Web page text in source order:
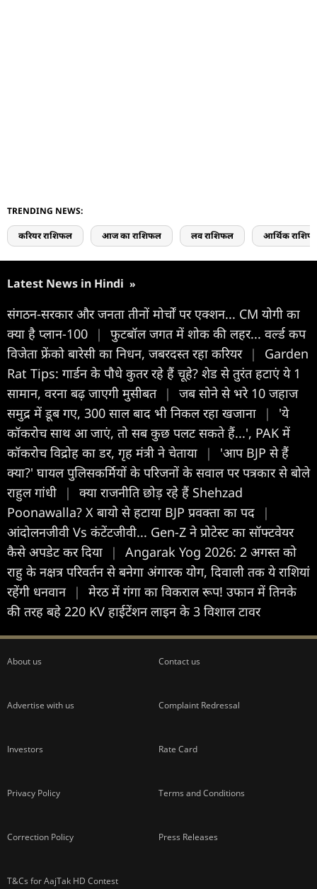
TRENDING NEWS:
करियर राशिफल आज का राशिफल लव राशिफल आर्थिक
Latest News in Hindi »
संगठन-सरकार और जनता तीनों मोर्चों पर एक्शन... CM योगी का
क्या है प्लान-100
|
फुटबॉल जगत में शोक की लहर... वर्ल्ड कप
विजेता फ्रेंको बारेसी का निधन, जबरदस्त रहा करियर |
Garden
Rat Tips: गार्डन के पौधे कुतर रहे हैं चूहे? शेड से तुरंत हटाएं ये 1
सामान, वरना बढ़ जाएगी मुसीबत |
जब सोने से भरे 10 जहाज
समुद्र में डूब गए, 300 साल बाद भी निकल रहा खजाना
|
'ये
कॉकरोच साथ आ जाएं, तो सब कुछ पलट सकते हैं...', PAK में
कॉकरोच विद्रोह का डर, गृह मंत्री ने चेताया
|
'आप BJP से हैं
क्या?' घायल पुलिसकर्मियों के परिजनों के सवाल पर पत्रकार से बोले
राहुल गांधी
|
क्या राजनीति छोड़ रहे हैं Shehzad
Poonawalla? X बायो से हटाया BJP प्रवक्ता का पद
|
आंदोलनजीवी Vs कंटेंटजीवी... Gen-Z ने प्रोटेस्ट का सॉफ्टवेयर
कैसे अपडेट कर दिया
|
Angarak Yog 2026: 2 अगस्त को
राहु के नक्षत्र परिवर्तन से बनेगा अंगारक योग, दिवाली तक ये राशियां
रहेंगी धनवान |
मेरठ में गंगा का विकराल रूप! उफान में तिनके
की तरह बहे 220 KV हाईटेंशन लाइन के 3 विशाल टावर
About us Contact us
Advertise with us Complaint Redressal
Investors Rate Card
Privacy Policy Terms and Conditions
Correction Policy Press Releases
T&Cs for AajTak HD Contest